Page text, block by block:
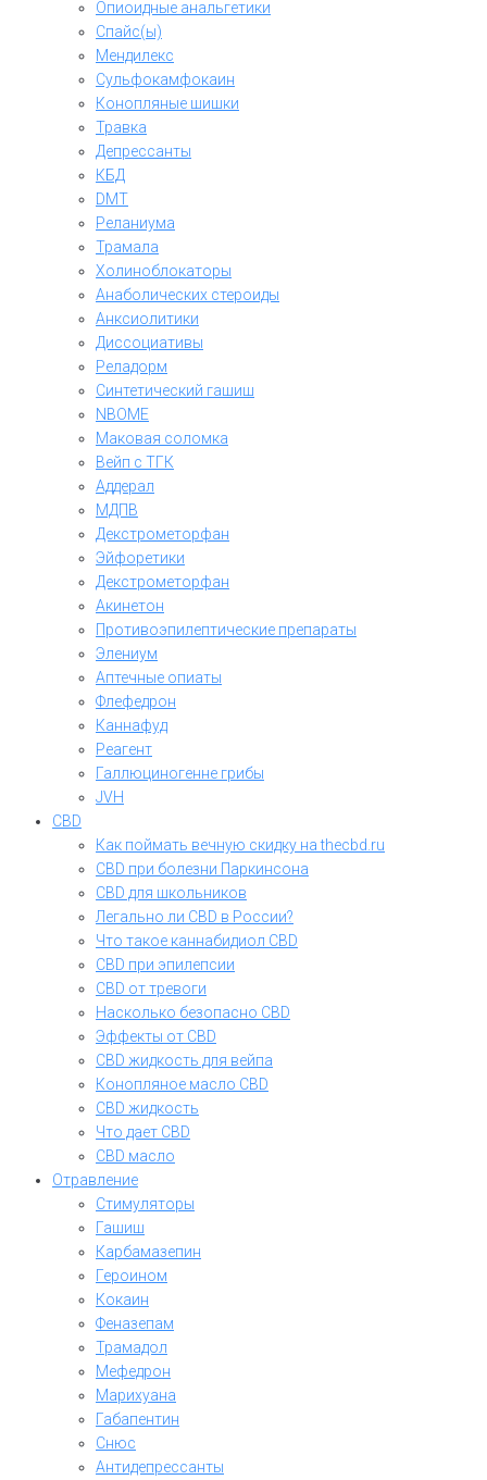
Опиоидные анальгетики
Спайс(ы)
Мендилекс
Сульфокамфокаин
Конопляные шишки
Травка
Депрессанты
КБД
DMT
Реланиума
Трамала
Холиноблокаторы
Анаболических стероиды
Анксиолитики
Диссоциативы
Реладорм
Синтетический гашиш
NBOME
Маковая соломка
Вейп с ТГК
Аддерал
МДПВ
Декстрометорфан
Эйфоретики
Декстрометорфан
Акинетон
Противоэпилептические препараты
Элениум
Аптечные опиаты
Флефедрон
Каннафуд
Реагент
Галлюциногенне грибы
JVH
CBD
Как поймать вечную скидку на thecbd.ru
CBD при болезни Паркинсона
CBD для школьников
Легально ли CBD в России?
Что такое каннабидиол CBD
CBD при эпилепсии
CBD от тревоги
Насколько безопасно CBD
Эффекты от CBD
CBD жидкость для вейпа
Конопляное масло CBD
CBD жидкость
Что дает CBD
CBD масло
Отравление
Стимуляторы
Гашиш
Карбамазепин
Героином
Кокаин
Феназепам
Трамадол
Мефедрон
Марихуана
Габапентин
Снюс
Антидепрессанты